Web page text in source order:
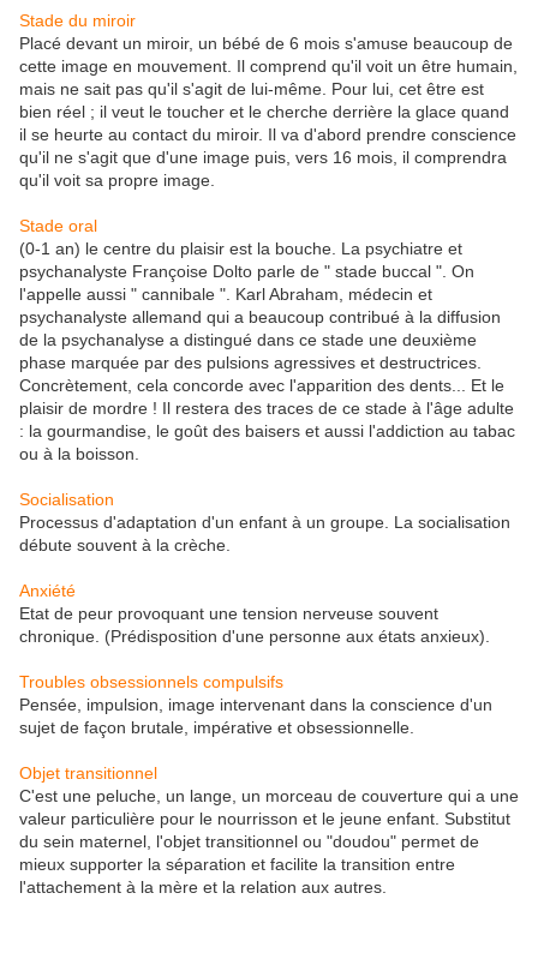
Stade du miroir
Placé devant un miroir, un bébé de 6 mois s'amuse beaucoup de
cette image en mouvement. Il comprend qu'il voit un être humain,
mais ne sait pas qu'il s'agit de lui-même. Pour lui, cet être est
bien réel ; il veut le toucher et le cherche derrière la glace quand
il se heurte au contact du miroir. Il va d'abord prendre conscience
qu'il ne s'agit que d'une image puis, vers 16 mois, il comprendra
qu'il voit sa propre image.
Stade oral
(0-1 an) le centre du plaisir est la bouche. La psychiatre et
psychanalyste Françoise Dolto parle de " stade buccal ". On
l'appelle aussi " cannibale ". Karl Abraham, médecin et
psychanalyste allemand qui a beaucoup contribué à la diffusion
de la psychanalyse a distingué dans ce stade une deuxième
phase marquée par des pulsions agressives et destructrices.
Concrètement, cela concorde avec l'apparition des dents... Et le
plaisir de mordre ! Il restera des traces de ce stade à l'âge adulte
: la gourmandise, le goût des baisers et aussi l'addiction au tabac
ou à la boisson.
Socialisation
Processus d'adaptation d'un enfant à un groupe. La socialisation
débute souvent à la crèche.
Anxiété
Etat de peur provoquant une tension nerveuse souvent
chronique. (Prédisposition d'une personne aux états anxieux).
Troubles obsessionnels compulsifs
Pensée, impulsion, image intervenant dans la conscience d'un
sujet de façon brutale, impérative et obsessionnelle.
Objet transitionnel
C'est une peluche, un lange, un morceau de couverture qui a une
valeur particulière pour le nourrisson et le jeune enfant. Substitut
du sein maternel, l'objet transitionnel ou "doudou" permet de
mieux supporter la séparation et facilite la transition entre
l'attachement à la mère et la relation aux autres.